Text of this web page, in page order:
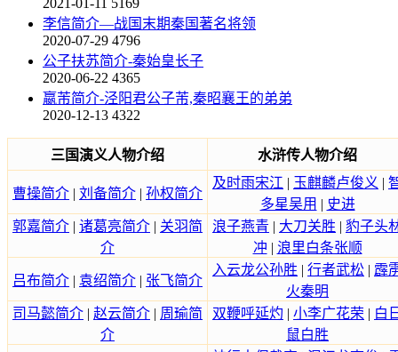
李信简介—战国末期秦国著名将领
2020-07-29 4796
公子扶苏简介-秦始皇长子
2020-06-22 4365
嬴芾简介-泾阳君公子芾,秦昭襄王的弟弟
2020-12-13 4322
三国演义人物介绍 水浒传人物介绍
曹操简介 | 刘备简介 | 孙权简介
及时雨宋江 | 玉麒麟卢俊义 |
多星吴用 | 史进
郭嘉简介 | 诸葛亮简介 | 关羽简
介
浪子燕青 | 大刀关胜 | 豹子头
冲 | 浪里白条张顺
吕布简介 | 袁绍简介 | 张飞简介
入云龙公孙胜 | 行者武松 | 霹
火秦明
司马懿简介 | 赵云简介 | 周瑜简
介
双鞭呼延灼 | 小李广花荣 | 白
鼠白胜